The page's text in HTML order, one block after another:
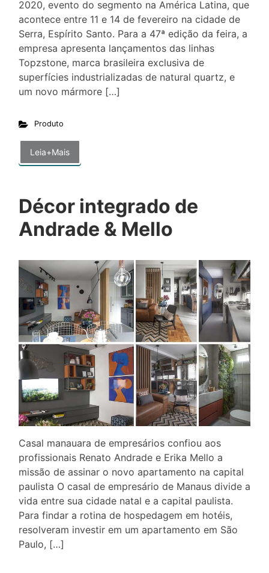
2020, evento do segmento na América Latina, que
acontece entre 11 e 14 de fevereiro na cidade de
Serra, Espírito Santo. Para a 47ª edição da feira, a
empresa apresenta lançamentos das linhas
Topzstone, marca brasileira exclusiva de
superfícies industrializadas de natural quartz, e
um novo mármore […]
Produto
Leia+Mais
Décor integrado de
Andrade & Mello
Casal manauara de empresários confiou aos
profissionais Renato Andrade e Erika Mello a
missão de assinar o novo apartamento na capital
paulista O casal de empresário de Manaus divide a
vida entre sua cidade natal e a capital paulista.
Para findar a rotina de hospedagem em hotéis,
resolveram investir em um apartamento em São
Paulo, […]